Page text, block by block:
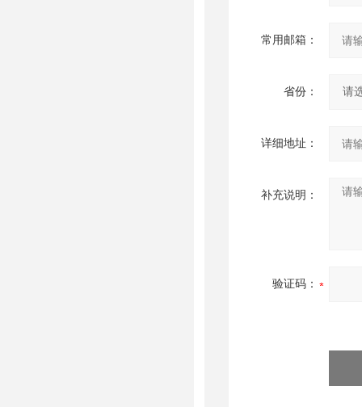
常用邮箱：
省份：
详细地址：
补充说明：
验证码：